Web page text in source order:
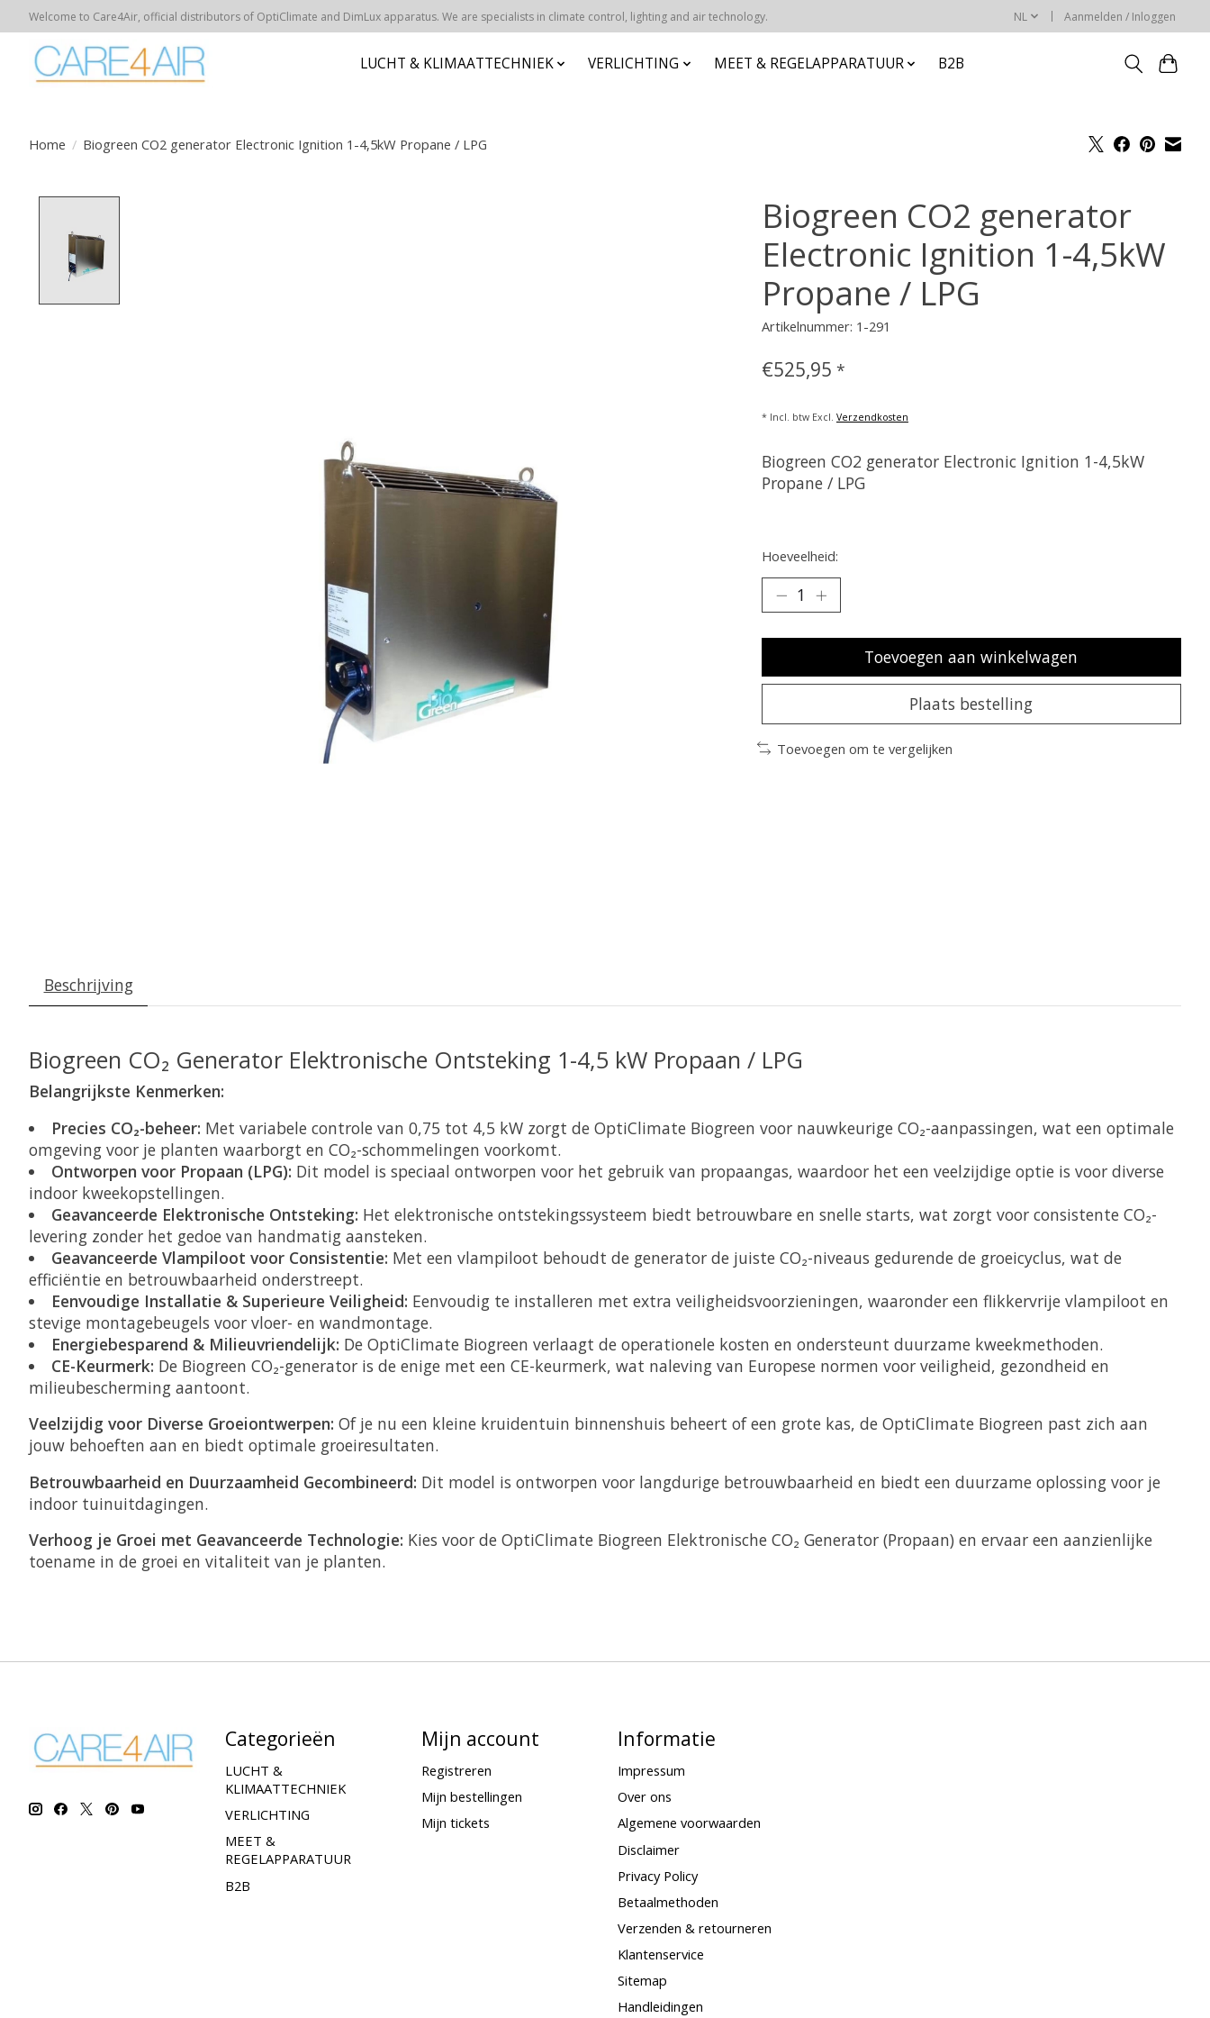
Welcome to Care4Air, official distributors of OptiClimate and DimLux apparatus. We are specialists in climate control, lighting and air technology. NL Aanmelden / Inloggen
LUCHT & KLIMAATTECHNIEK VERLICHTING MEET & REGELAPPARATUUR B2B
Home / Biogreen CO2 generator Electronic Ignition 1-4,5kW Propane / LPG
Biogreen CO2 generator
Electronic Ignition 1-4,5kW
Propane / LPG
Artikelnummer: 1-291
€525,95 *
* Incl. btw Excl. Verzendkosten
Biogreen CO2 generator Electronic Ignition 1-4,5kW
Propane / LPG
Hoeveelheid:
Toevoegen aan winkelwagen
Plaats bestelling
Toevoegen om te vergelijken
Beschrijving
Biogreen CO₂ Generator Elektronische Ontsteking 1-4,5 kW Propaan / LPG
Belangrijkste Kenmerken:
Precies CO₂-beheer: Met variabele controle van 0,75 tot 4,5 kW zorgt de OptiClimate Biogreen voor nauwkeurige CO₂-aanpassingen, wat een optimale
omgeving voor je planten waarborgt en CO₂-schommelingen voorkomt.
Ontworpen voor Propaan (LPG): Dit model is speciaal ontworpen voor het gebruik van propaangas, waardoor het een veelzijdige optie is voor diverse
indoor kweekopstellingen.
Geavanceerde Elektronische Ontsteking: Het elektronische ontstekingssysteem biedt betrouwbare en snelle starts, wat zorgt voor consistente CO₂-
levering zonder het gedoe van handmatig aansteken.
Geavanceerde Vlampiloot voor Consistentie: Met een vlampiloot behoudt de generator de juiste CO₂-niveaus gedurende de groeicyclus, wat de
efficiëntie en betrouwbaarheid onderstreept.
Eenvoudige Installatie & Superieure Veiligheid: Eenvoudig te installeren met extra veiligheidsvoorzieningen, waaronder een flikkervrije vlampiloot en
stevige montagebeugels voor vloer- en wandmontage.
Energiebesparend & Milieuvriendelijk: De OptiClimate Biogreen verlaagt de operationele kosten en ondersteunt duurzame kweekmethoden.
CE-Keurmerk: De Biogreen CO₂-generator is de enige met een CE-keurmerk, wat naleving van Europese normen voor veiligheid, gezondheid en
milieubescherming aantoont.
Veelzijdig voor Diverse Groeiontwerpen: Of je nu een kleine kruidentuin binnenshuis beheert of een grote kas, de OptiClimate Biogreen past zich aan
jouw behoeften aan en biedt optimale groeiresultaten.
Betrouwbaarheid en Duurzaamheid Gecombineerd: Dit model is ontworpen voor langdurige betrouwbaarheid en biedt een duurzame oplossing voor je
indoor tuinuitdagingen.
Verhoog je Groei met Geavanceerde Technologie: Kies voor de OptiClimate Biogreen Elektronische CO₂ Generator (Propaan) en ervaar een aanzienlijke
toename in de groei en vitaliteit van je planten.
Categorieën
LUCHT &
KLIMAATTECHNIEK
VERLICHTING
MEET &
REGELAPPARATUUR
B2B
Mijn account
Registreren
Mijn bestellingen
Mijn tickets
Informatie
Impressum
Over ons
Algemene voorwaarden
Disclaimer
Privacy Policy
Betaalmethoden
Verzenden & retourneren
Klantenservice
Sitemap
Handleidingen